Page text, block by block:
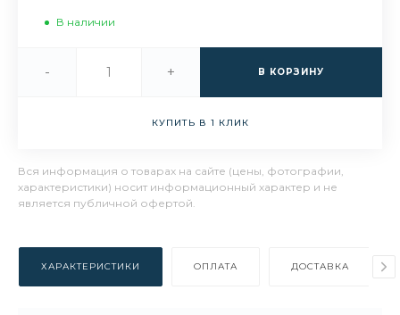
В наличии
- + В КОРЗИНУ
КУПИТЬ В 1 КЛИК
Вся информация о товарах на сайте (цены, фотографии,
характеристики) носит информационный характер и не
является публичной офертой.
ХАРАКТЕРИСТИКИ ОПЛАТА ДОСТАВКА